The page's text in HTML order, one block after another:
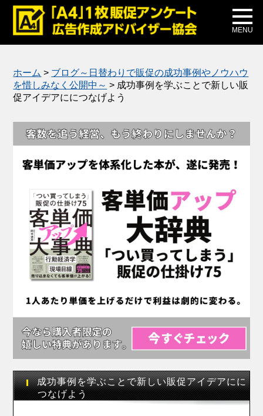
MENU
メディア掲載
公式ブログ
ホーム > ブログ～日替わりで販促の成功事例やノウハウ
を惜しみなく公開中～ > 成功事例を学ぶことで新しい販
促アイデアににつなげよう
成功事例を学ぶことで新しい販促アイデアにに
つなげよう